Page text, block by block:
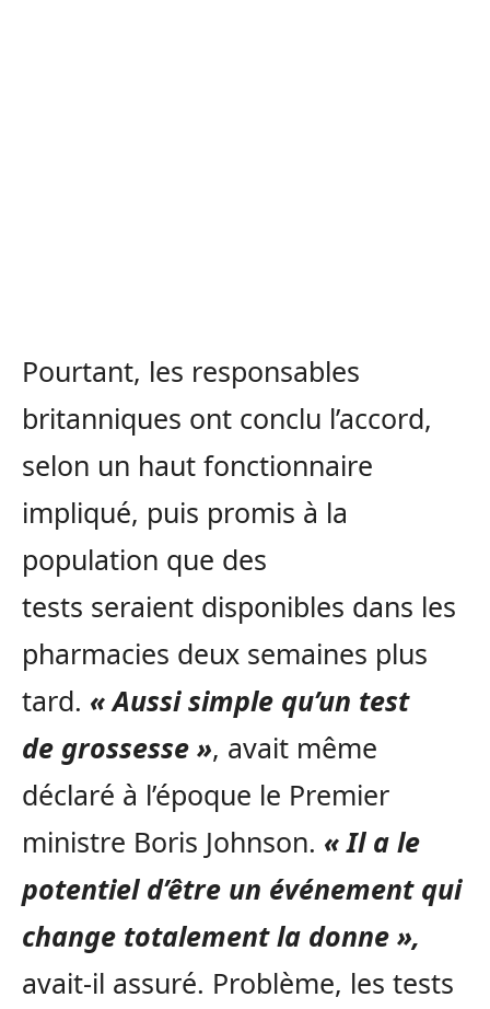
Pourtant, les responsables
britanniques ont conclu l’accord,
selon un haut fonctionnaire
impliqué, puis promis à la
population que des
tests seraient disponibles dans les
pharmacies deux semaines plus
tard. « Aussi simple qu’un test
de grossesse », avait même
déclaré à l’époque le Premier
ministre Boris Johnson. « Il a le
potentiel d’être un événement qui
change totalement la donne »,
avait-il assuré. Problème, les tests